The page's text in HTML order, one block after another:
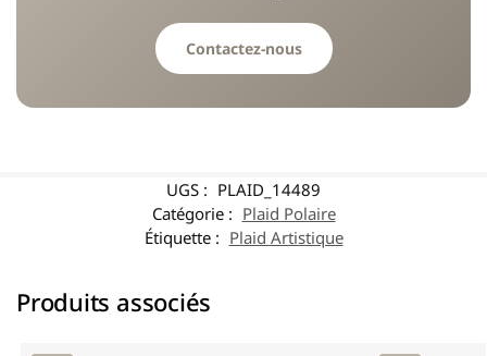
Contactez-nous
UGS : PLAID_14489
Catégorie : Plaid Polaire
Étiquette : Plaid Artistique
Produits associés